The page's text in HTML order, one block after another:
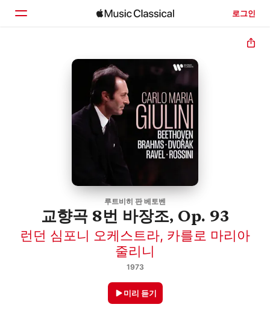
로그인
루트비히 판 베토벤
교향곡 8번 바장조, Op. 93
런던 심포니 오케스트라, 카를로 마리아
줄리니
1973
미리 듣기